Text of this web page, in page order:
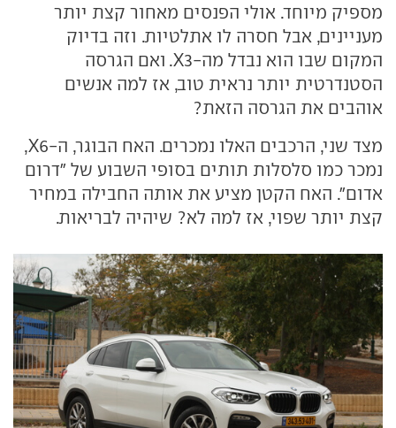
מספיק מיוחד. אולי הפנסים מאחור קצת יותר
מעניינים, אבל חסרה לו אתלטיות. וזה בדיוק
המקום שבו הוא נבדל מה-X3. ואם הגרסה
הסטנדרטית יותר נראית טוב, אז למה אנשים
אוהבים את הגרסה הזאת?
מצד שני, הרכבים האלו נמכרים. האח הבוגר, ה-X6,
נמכר כמו סלסלות תותים בסופי השבוע של "דרום
אדום". האח הקטן מציע את אותה החבילה במחיר
קצת יותר שפוי, אז למה לא? שיהיה לבריאות.